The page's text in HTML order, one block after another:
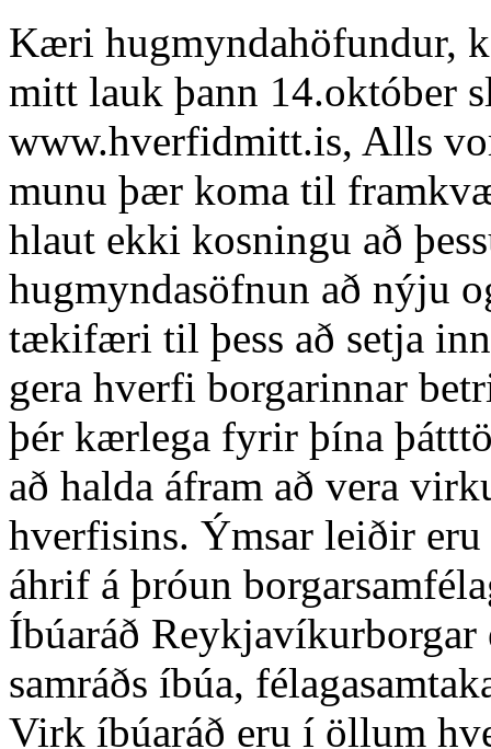
Kæri hugmyndahöfundur,
mitt lauk þann 14.október
www.hverfidmitt.is, Alls
munu þær koma til
hlaut ekki kosningu að
hugmyndasöfnun að nýju
tækifæri til þess að setja
gera hverfi borgarinnar
þér kærlega fyrir þína
að halda áfram að vera
hverfisins. Ýmsar leiðir
áhrif á þróun
Íbúaráð
samráðs íbúa,
Virk íbúaráð eru í öllum